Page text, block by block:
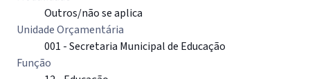
Outros/não se aplica
Unidade Orçamentária
001 - Secretaria Municipal de Educação
Função